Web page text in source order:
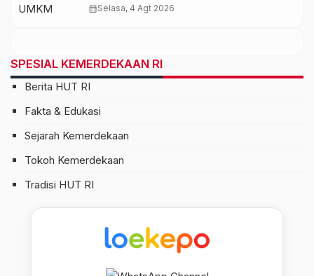
Indonesia
calendar_monthSelasa, 4 Agt 2026
SPESIAL KEMERDEKAAN RI
Berita HUT RI
Fakta & Edukasi
Sejarah Kemerdekaan
Tokoh Kemerdekaan
Tradisi HUT RI